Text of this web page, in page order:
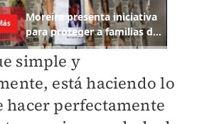
simple y
está haciendo lo
hacer perfectamente